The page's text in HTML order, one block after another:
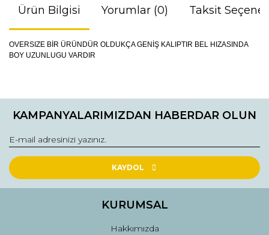
Ürün Bilgisi Yorumlar (0) Taksit
OVERSIZE BİR ÜRÜNDÜR OLDUKÇA GENİŞ KALIPTIR BEL HIZASINDA
BOY UZUNLUGU VARDIR
konularda yetersiz gördüğünüz noktaları öneri formunu
Görüş ve önerileriniz için teşekkür ederiz.
Ürün resmi kalitesiz, bozuk veya görüntülenemiyor.
Ürün açıklamasında eksik bilgiler bulunuyor.
Ürün fiyatı diğer sitelerden daha pahalı.
KAMPANYALARIMIZDAN HABERDAR OLUN
KAYDOL
KURUMSAL
Hakkımızda